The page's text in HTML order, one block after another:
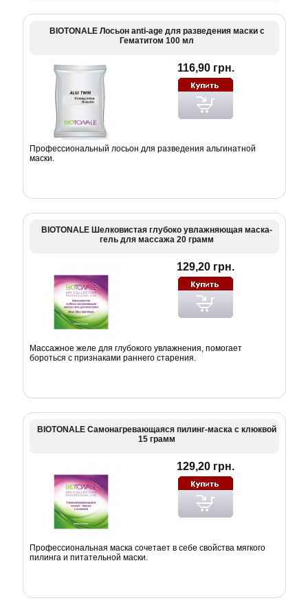
BIOTONALE Лосьон anti-age для разведения маски с
Гематитом 100 мл
116,90 грн.
Профессиональный лосьон для разведения альгинатной
маски.
BIOTONALE Шелковистая глубоко увлажняющая маска-
гель для массажа 20 грамм
129,20 грн.
Массажное желе для глубокого увлажнения, помогает
бороться с признаками раннего старения.
BIOTONALE Самонагревающаяся пилинг-маска с клюквой
15 грамм
129,20 грн.
Профессиональная маска сочетает в себе свойства мягкого
пилинга и питательной маски.